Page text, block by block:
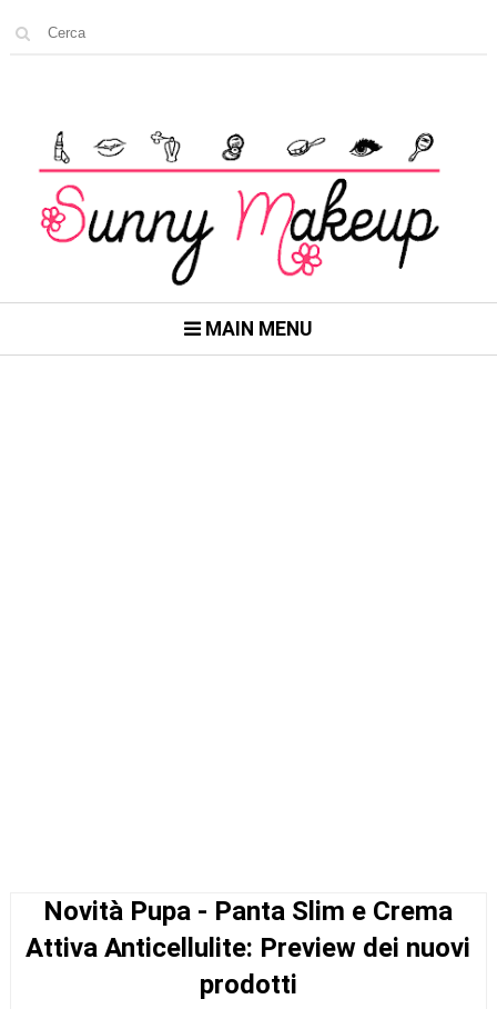
MAIN MENU
Novità Pupa - Panta Slim e Crema
Attiva Anticellulite: Preview dei nuovi
prodotti